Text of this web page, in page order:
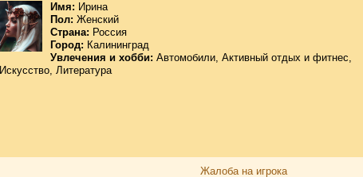
Имя: Ирина
Пол: Женский
Страна: Россия
Город: Калининград
Увлечения и хобби: Автомобили, Активный отдых и фитнес,
Искусство, Литература
Жалоба на игрока